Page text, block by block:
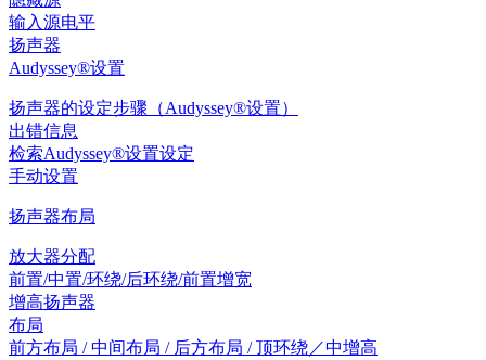
输入源电平
扬声器
Audyssey®设置
扬声器的设定步骤（Audyssey®设置）
出错信息
检索Audyssey®设置设定
手动设置
扬声器布局
放大器分配
前置/中置/环绕/后环绕/前置增宽
增高扬声器
布局
前方布局 / 中间布局 / 后方布局 / 顶环绕／中增高